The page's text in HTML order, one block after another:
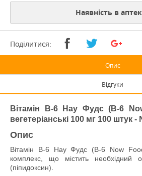
Наявність в
Поділитися:
Опис
Відгуки
Вітамін В-6 Нау Фудс (B-6
вегетеріанські 100 мг 100 штук
Опис
Вітамін В-6 Нау Фудс (B-6 Now
комплекс, що містить необхідний
(піпидоксин).